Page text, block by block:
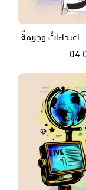
اعتداءاتٌ وجريمةٌ